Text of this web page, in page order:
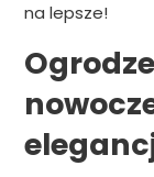
na lepsze!